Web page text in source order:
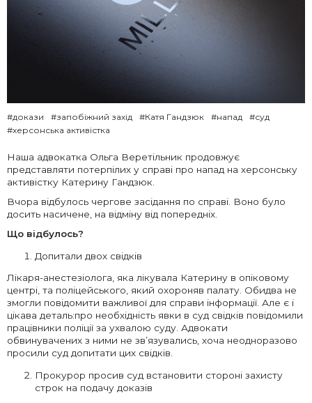
#докази #запобіжний захід #Катя Гандзюк #напад
#суд
#херсонська активістка
Наша адвокатка Ольга Веретільник продовжує
представляти потерпілих у справі про напад на херсонську
активістку Катерину Гандзюк.
Вчора відбулось чергове засідання по справі. Воно було
досить насичене, на відміну від попередніх.
Що відбулось?
Допитали двох свідків
Лікаря-анестезіолога, яка лікувала Катерину в опіковому
центрі, та поліцейського, який охороняв палату. Обидва не
змогли повідомити важливої для справи інформації. Але є і
цікава деталь:про необхідність явки в суд свідків повідомили
працівники поліції за ухвалою суду. Адвокати
обвинувачених з ними не зв’язувались, хоча неодноразово
просили суд допитати цих свідків.
Прокурор просив суд встановити стороні захисту
строк на подачу доказів